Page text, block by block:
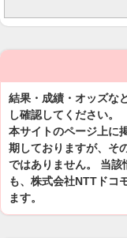
結果・成績・オッズな
し確認してください。
本サイトのページ上に
期しておりますが、そ
ではありません。 当該
も、株式会社NTTドコ
ます。